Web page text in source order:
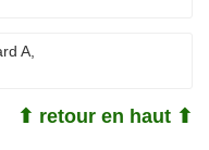
A
⬆ retour en haut ⬆